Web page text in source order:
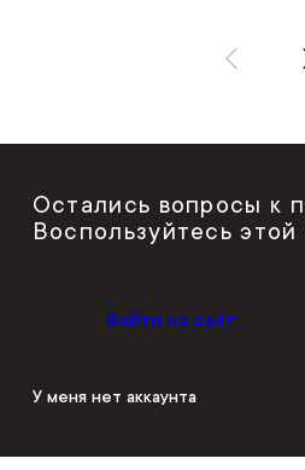
Остались вопросы к
Воспользуйтесь
Войти на сайт
У меня нет аккаунта